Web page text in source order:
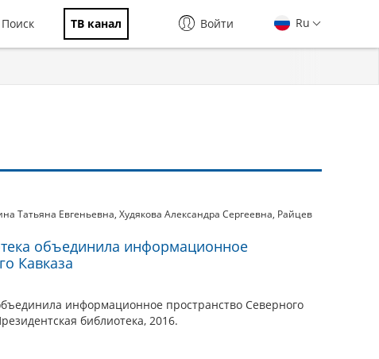
Поиск ТВ канал Ru
Войти
Татьяна Евгеньевна, Худякова Александра Сергеевна, Райцев
объединила информационное
Кавказа
информационное пространство Северного
библиотека, 2016.